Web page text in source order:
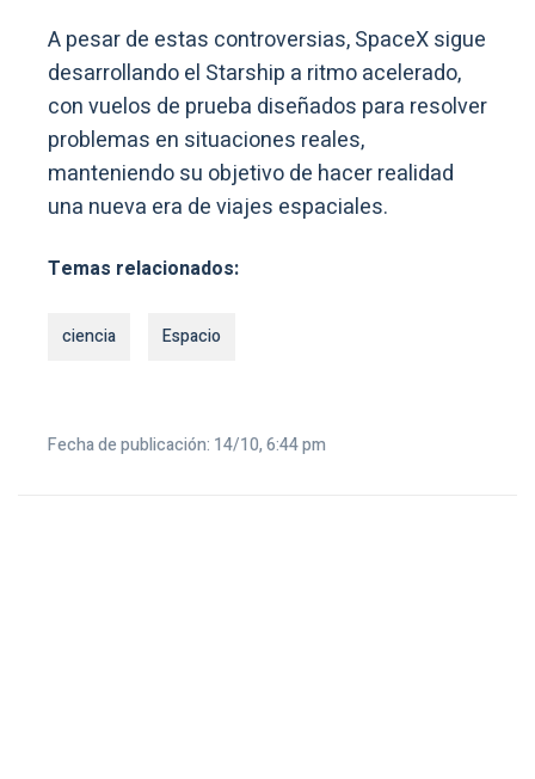
A pesar de estas controversias, SpaceX sigue
desarrollando el Starship a ritmo acelerado,
con vuelos de prueba diseñados para resolver
problemas en situaciones reales,
manteniendo su objetivo de hacer realidad
una nueva era de viajes espaciales.
Temas relacionados:
ciencia Espacio
Fecha de publicación: 14/10, 6:44 pm